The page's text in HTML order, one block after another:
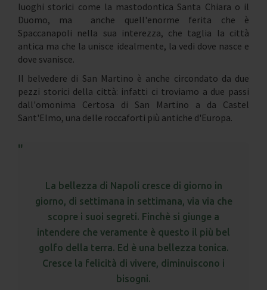
luoghi storici come la mastodontica Santa Chiara o il
Duomo, ma anche quell'enorme ferita che è
Spaccanapoli nella sua interezza, che taglia la città
antica ma che la unisce idealmente, la vedi dove nasce e
dove svanisce.
Il belvedere di San Martino è anche circondato da due
pezzi storici della città: infatti ci troviamo a due passi
dall'omonima Certosa di San Martino a da Castel
Sant'Elmo, una delle roccaforti più antiche d'Europa.
La bellezza di Napoli cresce di giorno in
giorno, di settimana in settimana, via via che
scopre i suoi segreti. Finchè si giunge a
intendere che veramente è questo il più bel
golfo della terra. Ed è una bellezza tonica.
Cresce la felicità di vivere, diminuiscono i
bisogni.